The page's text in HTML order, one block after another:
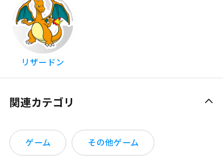
リザードン
関連カテゴリ
ゲーム その他ゲーム